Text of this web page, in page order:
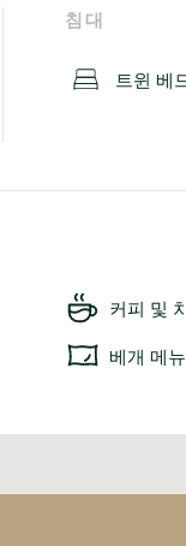
침대
트윈 베
커피 및
베개 메뉴